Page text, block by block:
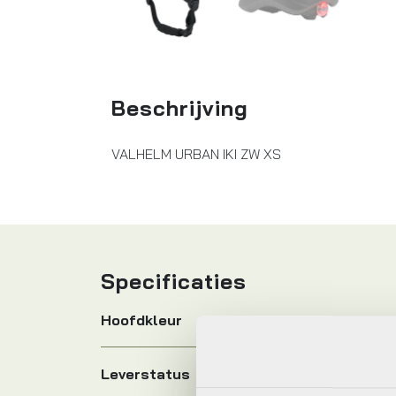
Beschrijving
VALHELM URBAN IKI ZW XS
Specificaties
Hoofdkleur
Leverstatus